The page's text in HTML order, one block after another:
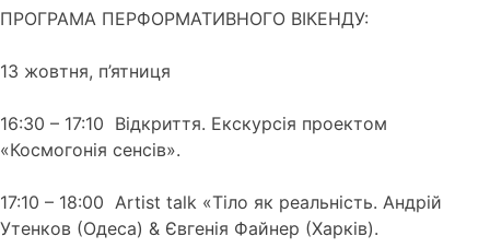
ПРОГРАМА ПЕРФОРМАТИВНОГО ВІКЕНДУ:
13 жовтня, п’ятниця
16:30 – 17:10 Відкриття. Екскурсія проектом
«Космогонія сенсів».
17:10 – 18:00 Аrtist talk «Тіло як реальність. Андрій
Утенков (Одеса) & Євгенія Файнер (Харків).